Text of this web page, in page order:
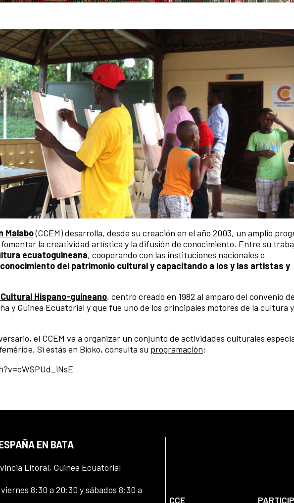
Malabo(CCEM) desarrolla, desde su creación en el año 2003, un amplio
la creatividad artística y la difusión de conocimiento. Entre su
ecuatoguineana, cooperando con las instituciones nacionales e
del patrimonio cultural y capacitando a los y las artistas y
Hispano-guineano, centro creado en 1982 al amparo del convenio de
y Guinea Ecuatorial y que fue uno de los principales motores de la cultura y
el CCEM va a organizar un conjunto de actividades culturales
Si estás en Bioko, consulta su programación:
EN BATA
Litoral, Guinea Ecuatorial
8:30 a 20:30 y sábados 8:30 a
CCE